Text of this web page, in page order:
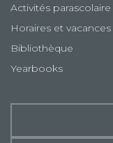
Activités parascolaire
Horaires et
Bibliothèque
Yearbooks